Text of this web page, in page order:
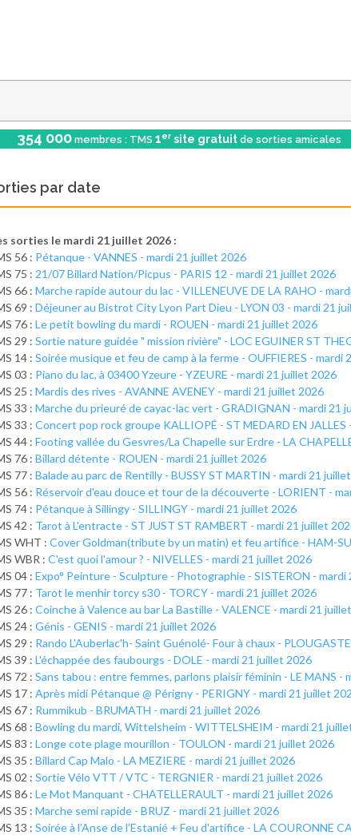
354 000 membres : TMS 1er site gratuit de sorties amicales
par date
sorties le mardi 21 juillet 2026 :
56 : Pétanque - VANNES - mardi 21 juillet 2026
75 : 21/07 Billard Nation/Picpus - PARIS 12 - mardi 21 juillet 2026
66 :Marche rapide autour du lac - VILLENEUVE DE LA RAHO -
69 :Déjeuner au Bistrot City Lyon Part Dieu - LYON 03 - mardi 21
76 :Le petit bowling du mardi - ROUEN - mardi 21 juillet 2026
29 :Sortie nature guidée " mission rivière" - LOC EGUINER ST
14 :Soirée musique et feu de camp à la ferme - OUFFIERES - mardi
03 : Piano du lac, à 03400 Yzeure - YZEURE - mardi 21 juillet 2026
25 :Mardis des rives - AVANNE AVENEY - mardi 21 juillet 2026
33 :Marche du prieuré de cayac-lac vert - GRADIGNAN - mardi 21
33 :Concert pop rock groupe KALLIOPÉ - ST MEDARD EN
44 :Footing vallée du Gesvres/La Chapelle sur Erdre - LA
76 :Billard détente - ROUEN - mardi 21 juillet 2026
77 :Balade au parc de Rentilly - BUSSY ST MARTIN - mardi 21
56 : Réservoir d'eau douce et tour de la découverte - LORIENT -
74 : Pétanque à Sillingy - SILLINGY - mardi 21 juillet 2026
42 : Tarot à L'entracte - ST JUST ST RAMBERT - mardi 21 juillet
WHT :Cover Goldman(tribute by un matin) et feu artifice - HAM-
WBR :C'est quoi l'amour ? - NIVELLES - mardi 21 juillet 2026
04 :Expo° Peinture - Sculpture - Photographie - SISTERON -
77 : Tarot le menhir torcy s30 - TORCY - mardi 21 juillet 2026
26 :Coinche à Valence au bar La Bastille - VALENCE - mardi 21
24 :Génis - GENIS - mardi 21 juillet 2026
29 : Rando L'Auberlac'h- Saint Guénolé- Four à chaux -
39 :L'échappée des faubourgs - DOLE - mardi 21 juillet 2026
72 :Sans tabou : entre femmes, parlons plaisir féminin - LE MANS -
17 :Après midi Pétanque @ Périgny - PERIGNY - mardi 21 juillet
67 : Rummikub - BRUMATH - mardi 21 juillet 2026
68 :Bowling du mardi, Wittelsheim - WITTELSHEIM - mardi 21
83 :Longe cote plage mourillon - TOULON - mardi 21 juillet 2026
35 :Billard Cap Malo - LA MEZIERE - mardi 21 juillet 2026
02 :Sortie Vélo VTT / VTC - TERGNIER - mardi 21 juillet 2026
86 :Le Mot Manquant - CHATELLERAULT - mardi 21 juillet 2026
35 :Marche semi rapide - BRUZ - mardi 21 juillet 2026
13 :Soirée à l’Anse de l’Estanié + Feu d'artifice - LA COURONNE